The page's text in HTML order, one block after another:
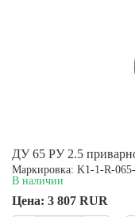
ДУ 65 РУ 2.5
Маркировка: K1-1-R-
В наличии
Цена: 3 807 RUR